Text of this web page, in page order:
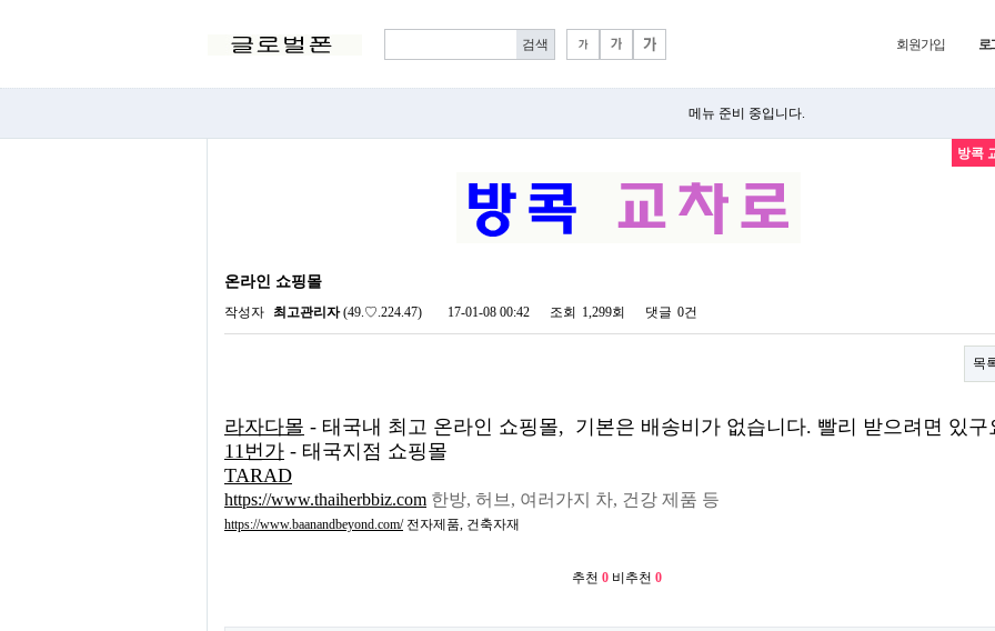
회원가입 로
메뉴 준비 중입니다.
방콕
온라인 쇼핑몰
작성자 최고관리자(49.♡.224.47) 17-01-08 00:42 조회 1,299회 댓글 0건
목
라자다몰 - 태국내 최고 온라인 쇼핑몰, 기본은 배송비가 없습니다. 빨리 받으려면 있구
11번가 - 태국지점 쇼핑몰
TARAD
https://www.thaiherbbiz.com 한방, 허브, 여러가지 차, 건강 제품 등
https://www.baanandbeyond.com/전자제품, 건축자재
추천 0 비추천 0